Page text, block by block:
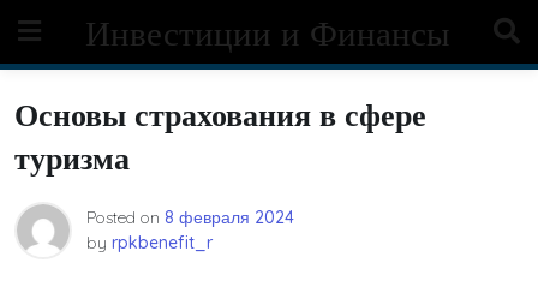
content
Инвестиции и Финансы
Основы страхования в сфере
туризма
Posted on 8 февраля 2024
by rpkbenefit_r